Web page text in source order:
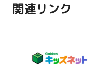
関連リンク